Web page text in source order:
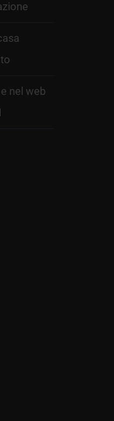
nel web